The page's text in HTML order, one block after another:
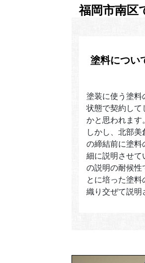
福岡市南区
塗料につい
塗装に使う塗
状態で契約し
かと思われます。
しかし、北部
の締結前に塗
細に説明させ
の説明の耐候性
とに培った塗
織り交ぜて説明